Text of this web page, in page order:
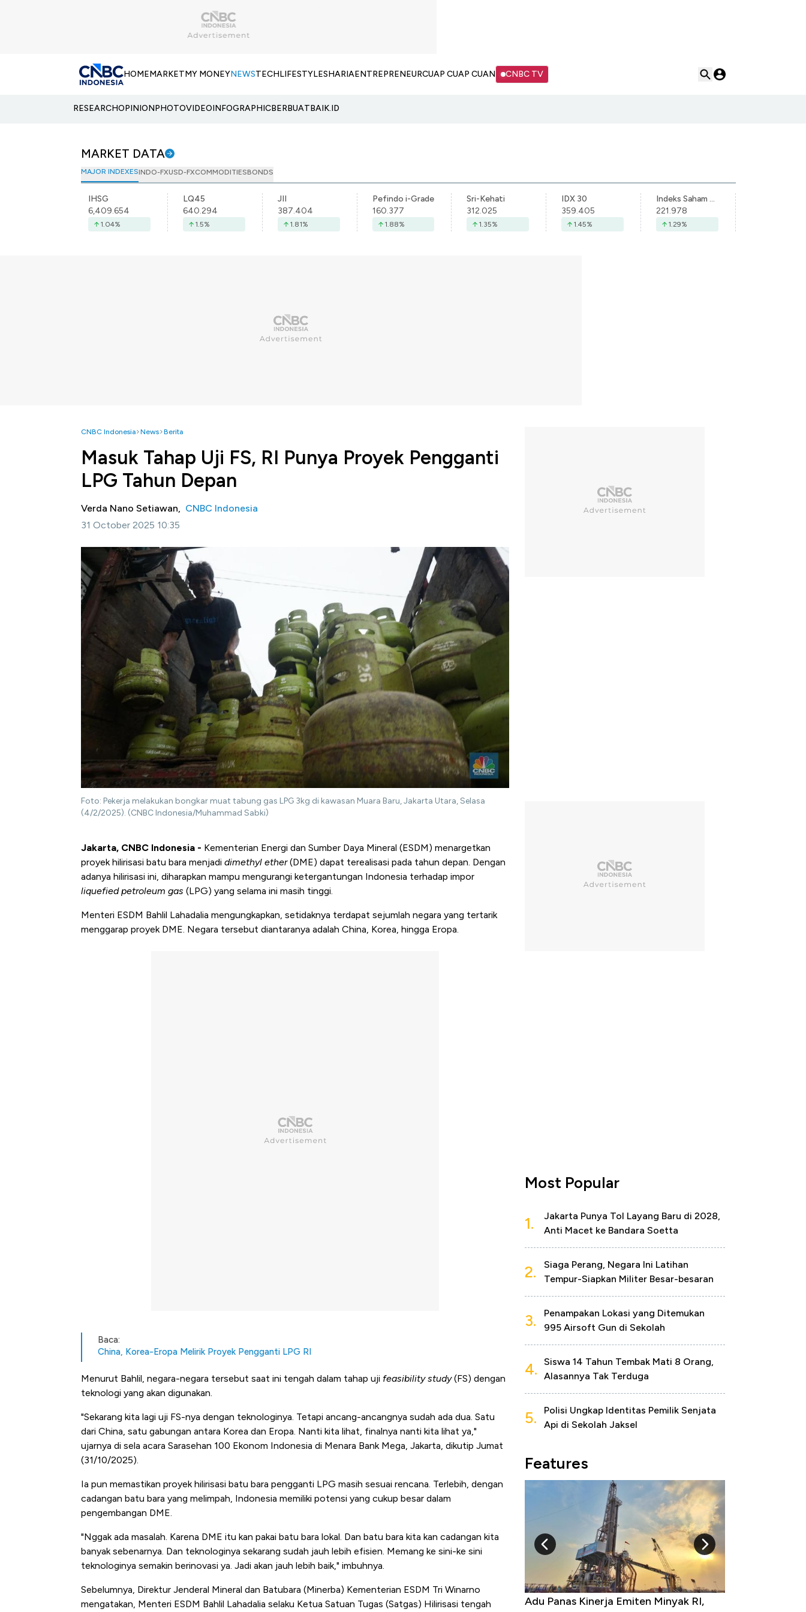
HOMEMARKETMY MONEYNEWSTECHLIFESTYLESHARIAENTREPRENEURCUAP CUAP CUAN CNBC TV
RESEARCHOPINIONPHOTOVIDEOINFOGRAPHICBERBUATBAIK.ID
MARKET DATA
MAJOR INDEXESINDO-FXUSD-FXCOMMODITIESBONDS
IHSG
6,409.654
1.04%
LQ45
640.294
1.5%
JII
387.404
1.81%
Pefindo i-Grade
160.377
1.88%
Sri-Kehati
312.025
1.35%
IDX 30
359.405
1.45%
Indeks Saham Syariah Indonesia
221.978
1.29%
CNBC Indonesia News Berita
Masuk Tahap Uji FS, RI Punya Proyek Pengganti
LPG Tahun Depan
Verda Nano Setiawan, CNBC Indonesia
31 October 2025 10:35
Foto: Pekerja melakukan bongkar muat tabung gas LPG 3kg di kawasan Muara Baru, Jakarta Utara, Selasa
(4/2/2025). (CNBC Indonesia/Muhammad Sabki)
Jakarta, CNBC Indonesia - Kementerian Energi dan Sumber Daya Mineral (ESDM) menargetkan
proyek hilirisasi batu bara menjadi dimethyl ether(DME) dapat terealisasi pada tahun depan. Dengan
adanya hilirisasi ini, diharapkan mampu mengurangi ketergantungan Indonesia terhadap impor
liquefied petroleum gas (LPG) yang selama ini masih tinggi.
Menteri ESDM Bahlil Lahadalia mengungkapkan, setidaknya terdapat sejumlah negara yang tertarik
menggarap proyek DME. Negara tersebut diantaranya adalah China, Korea, hingga Eropa.
Baca:
China, Korea-Eropa Melirik Proyek Pengganti LPG RI
Menurut Bahlil, negara-negara tersebut saat ini tengah dalam tahap uji feasibility study(FS) dengan
teknologi yang akan digunakan.
"Sekarang kita lagi uji FS-nya dengan teknologinya. Tetapi ancang-ancangnya sudah ada dua. Satu
dari China, satu gabungan antara Korea dan Eropa. Nanti kita lihat, finalnya nanti kita lihat ya,"
ujarnya di sela acara Sarasehan 100 Ekonom Indonesia di Menara Bank Mega, Jakarta, dikutip Jumat
(31/10/2025).
Ia pun memastikan proyek hilirisasi batu bara pengganti LPG masih sesuai rencana. Terlebih, dengan
cadangan batu bara yang melimpah, Indonesia memiliki potensi yang cukup besar dalam
pengembangan DME.
"Nggak ada masalah. Karena DME itu kan pakai batu bara lokal. Dan batu bara kita kan cadangan kita
banyak sebenarnya. Dan teknologinya sekarang sudah jauh lebih efisien. Memang ke sini-ke sini
teknologinya semakin berinovasi ya. Jadi akan jauh lebih baik," imbuhnya.
Sebelumnya, Direktur Jenderal Mineral dan Batubara (Minerba) Kementerian ESDM Tri Winarno
mengatakan, Menteri ESDM Bahlil Lahadalia selaku Ketua Satuan Tugas (Satgas) Hilirisasi tengah
Most Popular
1.
Jakarta Punya Tol Layang Baru di 2028,
Anti Macet ke Bandara Soetta
2.
Siaga Perang, Negara Ini Latihan
Tempur-Siapkan Militer Besar-besaran
3.
Penampakan Lokasi yang Ditemukan
995 Airsoft Gun di Sekolah
4.
Siswa 14 Tahun Tembak Mati 8 Orang,
Alasannya Tak Terduga
5.
Polisi Ungkap Identitas Pemilik Senjata
Api di Sekolah Jaksel
Features
Kongo Tutup Keran Ekspor, Harga
Adu Panas Kinerja Emiten Minyak RI,
10 Provinsi dengan Tingkat